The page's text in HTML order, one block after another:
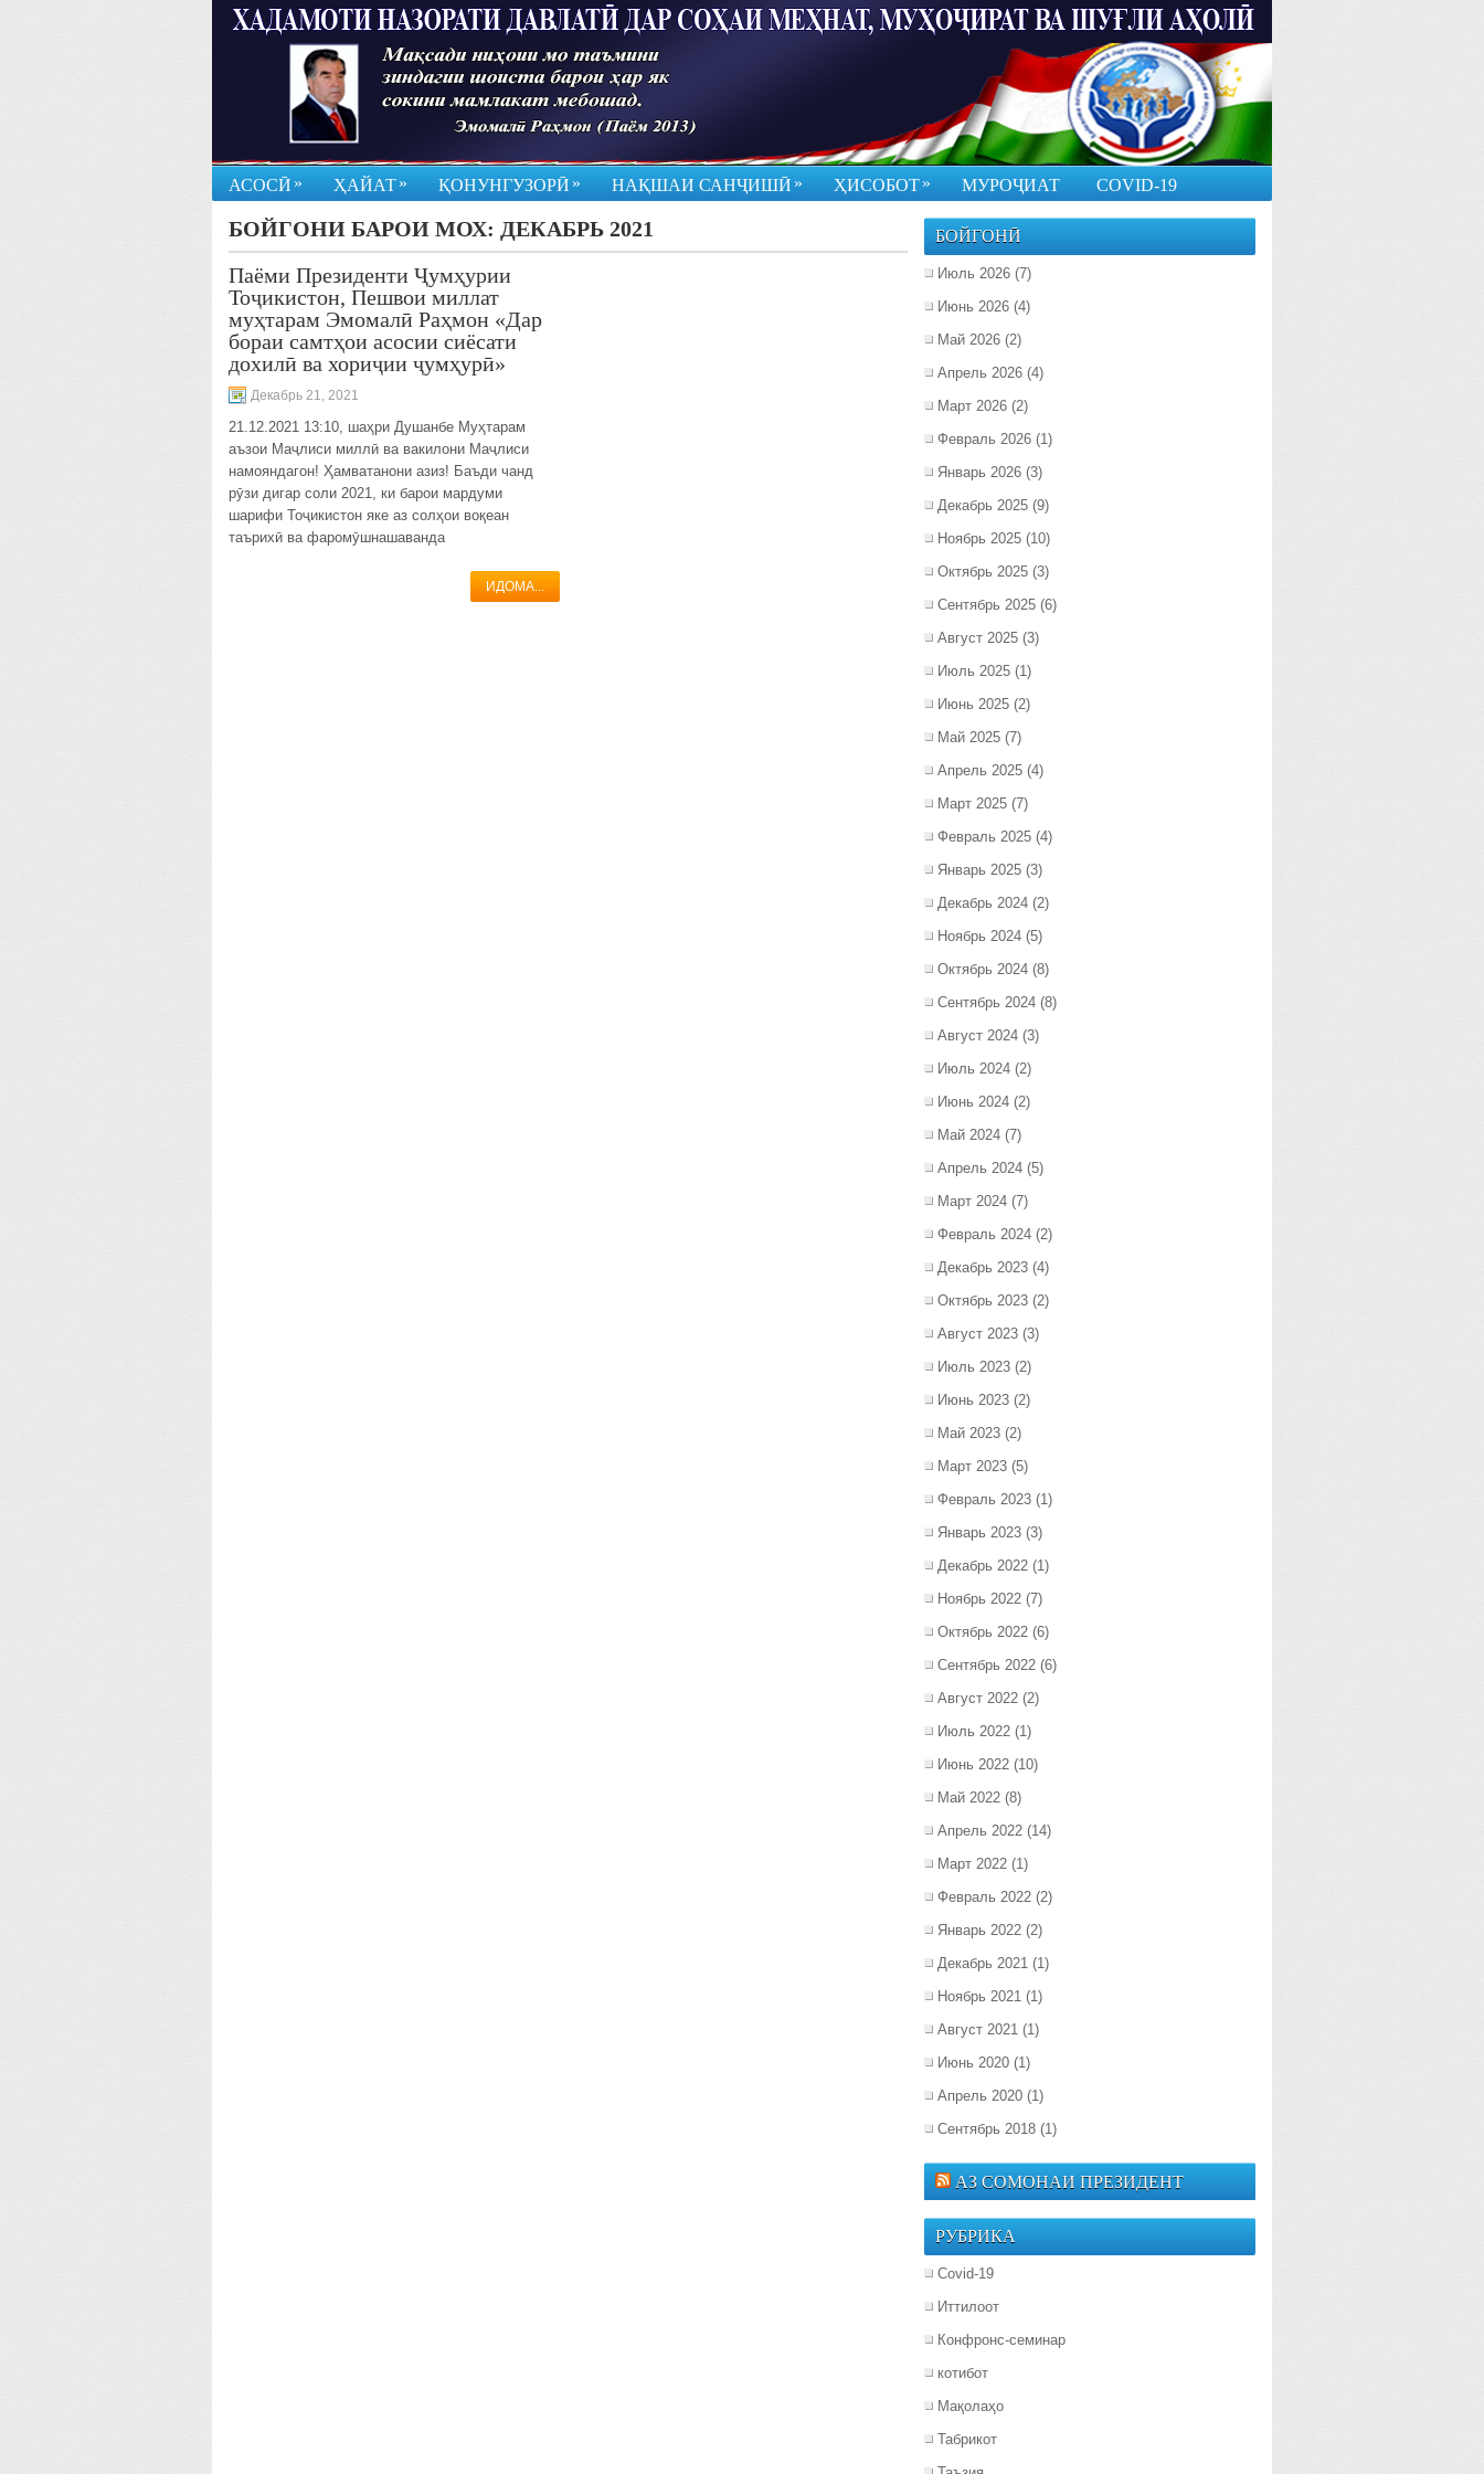
АСОСӢ » ҲАЙАТ» ҚОНУНГУЗОРӢ » НАҚШАИ САНҶИШӢ » ҲИСОБОТ» МУРОҶИАТ COVID-19
БОЙГОНИ БАРОИ МОХ: ДЕКАБРЬ 2021
Паёми Президенти Ҷумҳурии
Тоҷикистон, Пешвои миллат
муҳтарам Эмомалӣ Раҳмон «Дар
бораи самтҳои асосии сиёсати
дохилӣ ва хориҷии ҷумҳурӣ»
Декабрь 21, 2021
21.12.2021 13:10, шаҳри Душанбе Муҳтарам
аъзои Маҷлиси миллӣ ва вакилони Маҷлиси
намояндагон! Ҳамватанони азиз! Баъди чанд
рӯзи дигар соли 2021, ки барои мардуми
шарифи Тоҷикистон яке аз солҳои воқеан
таърихӣ ва фаромӯшнашаванда
ИДОМА...
БОЙГОНӢ
Июль 2026 (7)
Июнь 2026 (4)
Май 2026 (2)
Апрель 2026 (4)
Март 2026 (2)
Февраль 2026 (1)
Январь 2026 (3)
Декабрь 2025 (9)
Ноябрь 2025 (10)
Октябрь 2025 (3)
Сентябрь 2025 (6)
Август 2025 (3)
Июль 2025 (1)
Июнь 2025 (2)
Май 2025 (7)
Апрель 2025 (4)
Март 2025 (7)
Февраль 2025 (4)
Январь 2025 (3)
Декабрь 2024 (2)
Ноябрь 2024 (5)
Октябрь 2024 (8)
Сентябрь 2024 (8)
Август 2024 (3)
Июль 2024 (2)
Июнь 2024 (2)
Май 2024 (7)
Апрель 2024 (5)
Март 2024 (7)
Февраль 2024 (2)
Декабрь 2023 (4)
Октябрь 2023 (2)
Август 2023 (3)
Июль 2023 (2)
Июнь 2023 (2)
Май 2023 (2)
Март 2023 (5)
Февраль 2023 (1)
Январь 2023 (3)
Декабрь 2022 (1)
Ноябрь 2022 (7)
Октябрь 2022 (6)
Сентябрь 2022 (6)
Август 2022 (2)
Июль 2022 (1)
Июнь 2022 (10)
Май 2022 (8)
Апрель 2022 (14)
Март 2022 (1)
Февраль 2022 (2)
Январь 2022 (2)
Декабрь 2021 (1)
Ноябрь 2021 (1)
Август 2021 (1)
Июнь 2020 (1)
Апрель 2020 (1)
Сентябрь 2018 (1)
АЗ СОМОНАИ ПРЕЗИДЕНТ
РУБРИКА
Covid-19
Иттилоот
Конфронс-семинар
котибот
Мақолаҳо
Табрикот